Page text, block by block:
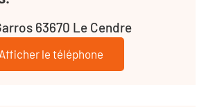
63670 Le Cendre
Afficher le téléphone